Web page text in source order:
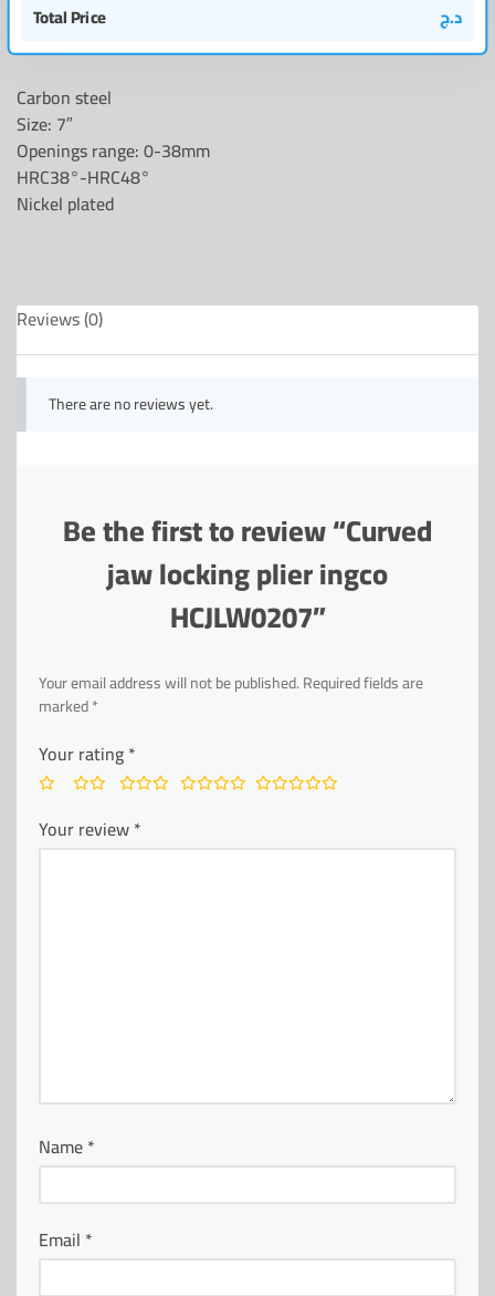
Total Price
د.ج
Carbon steel
Size: 7″
Openings range: 0-38mm
HRC38°-HRC48°
Nickel plated
Reviews (0)
There are no reviews yet.
Be the first to review “Curved
jaw locking plier ingco
HCJLW0207”
Your email address will not be published.Required fields are
marked*
Your rating*
Your review*
Name*
Email *